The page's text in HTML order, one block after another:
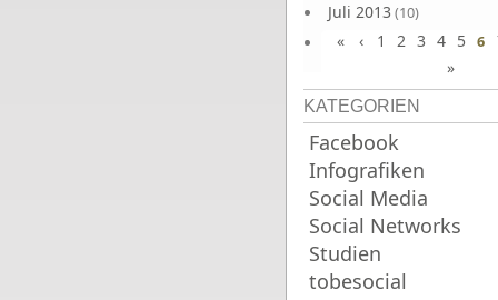
Juli 2013 (10)
Juni 2013(10)
« ‹ 1 2 3 4 5 6
»
KATEGORIEN
Facebook
Infografiken
Social Media
Social Networks
Studien
tobesocial